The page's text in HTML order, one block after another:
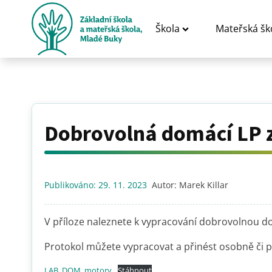
Škola Mateřská
Dobrovolná domácí
Publikováno: 29. 11. 2023 Autor: Marek Killar
V příloze naleznete k vypracování dobrovolnou
Protokol můžete vypracovat a přinést osobně či